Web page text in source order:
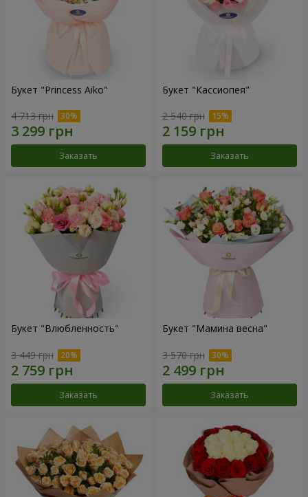
Букет "Princess Aiko"
4 713 грн
Заказать
Букет "Кассиопея"
2 540 грн
Заказать
Букет "Влюбленность"
3 449 грн
Заказать
Букет "Мамина весна"
3 570 грн
Заказать